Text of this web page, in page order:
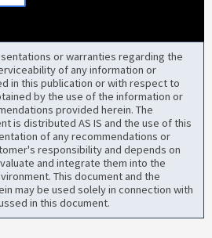
or warranties regarding the
of any information or
in this publication or with respect to
by the use of the information or
provided herein. The
is distributed AS IS and the use of this
of any recommendations or
responsibility and depends on
and integrate them into the
This document and the
may be used solely in connection with
in this document.